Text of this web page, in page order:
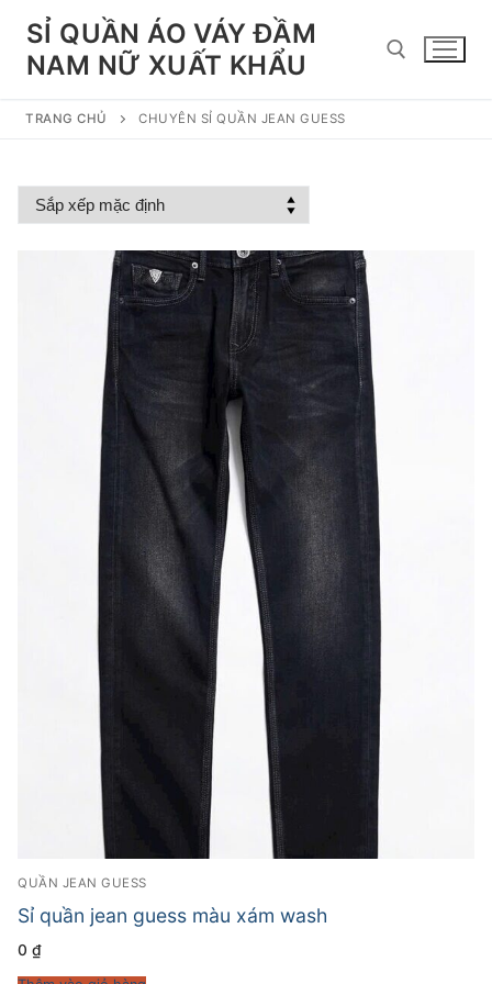
Chuyển
đếnSỈ QUẦN ÁO VÁY ĐẦM
NAM NỮ XUẤT KHẨU
TRANG CHỦ CHUYÊN SỈ QUẦN JEAN GUESS
QUẦN JEAN GUESS
Sỉ quần jean guess màu xám wash
0 ₫